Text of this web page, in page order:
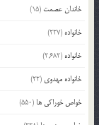
خاندان عصمت (15)
خانواده (227)
خانواده (2,682)
خانواده مهدوی (22)
خواص خوراکی ها (550)